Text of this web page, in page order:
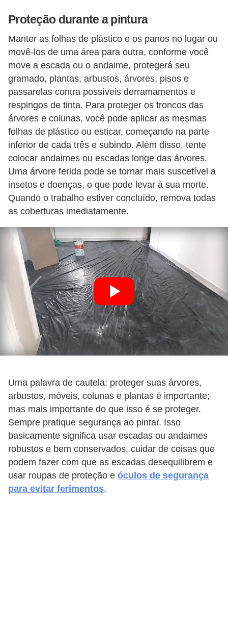
Proteção durante a pintura
Manter as folhas de plástico e os panos no lugar ou
movê-los de uma área para outra, conforme você
move a escada ou o andaime, protegerá seu
gramado, plantas, arbustos, árvores, pisos e
passarelas contra possíveis derramamentos e
respingos de tinta. Para proteger os troncos das
árvores e colunas, você pode aplicar as mesmas
folhas de plástico ou esticar, começando na parte
inferior de cada três e subindo. Além disso, tente
colocar andaimes ou escadas longe das árvores.
Uma árvore ferida pode se tornar mais suscetível a
insetos e doenças, o que pode levar à sua morte.
Quando o trabalho estiver concluído, remova todas
as coberturas imediatamente.
Uma palavra de cautela: proteger suas árvores,
arbustos, móveis, colunas e plantas é importante;
mas mais importante do que isso é se proteger.
Sempre pratique segurança ao pintar. Isso
basicamente significa usar escadas ou andaimes
robustos e bem conservados, cuidar de coisas que
podem fazer com que as escadas desequilibrem e
usar roupas de proteção e óculos de segurança
para evitar ferimentos.